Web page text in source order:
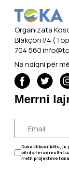
Organizata
Blakçori I/4
704 560
Na ndiqni për
Merrni
Duke klikuar këtu, ju
përdorim adresën
rreth projekteve